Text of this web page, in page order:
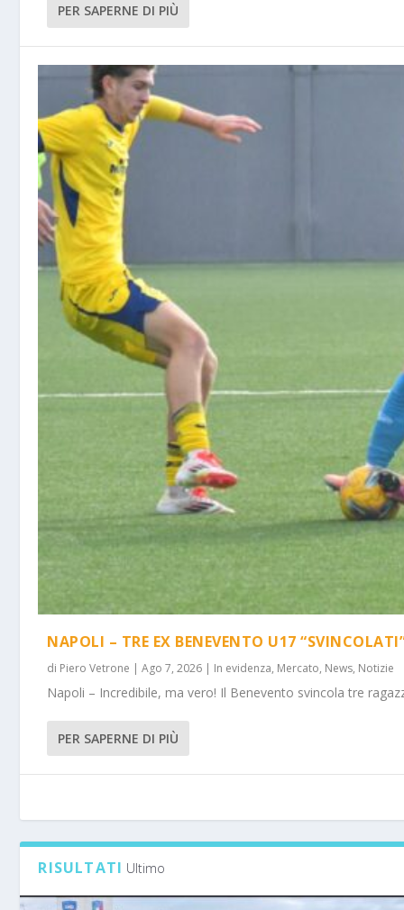
PER SAPERNE DI PIÙ
NAPOLI – TRE EX BENEVENTO U17
di Piero Vetrone |Ago 7, 2026 | In evidenza, Mercato, News, Notizie
Napoli – Incredibile, ma vero! Il Benevento svincola tre
PER SAPERNE DI PIÙ
RISULTATI Ultimo